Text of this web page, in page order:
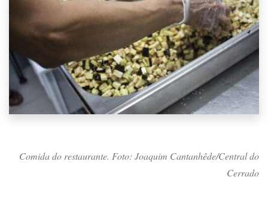
Comida do restaurante. Foto: Joaquim Cantanhêde/Central do
Cerrado